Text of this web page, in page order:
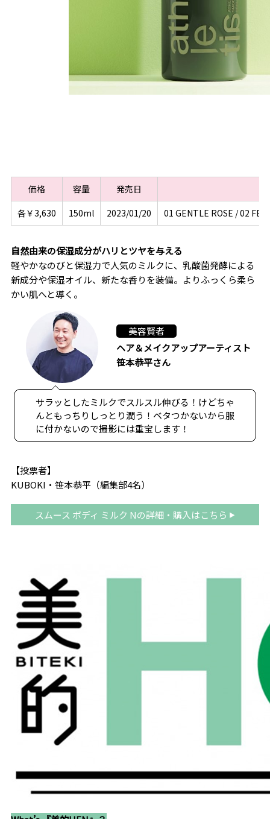
価格 容量
発売日
各￥3,630
150ml 2023/01/20 01 GENTLE ROSE / 02
自然由来の保湿成分がハリとツヤを与える
軽やかなのびと保湿力で人気のミルクに、乳酸菌発酵による
新成分や保湿オイル、新たな香りを装備。よりふっくら柔ら
かい肌へと導く。
美容賢者
ヘア＆メイクアップアーティスト
笹本恭平さん
サラッとしたミルクでスルスル伸びる！けどちゃ
んともっちりしっとり潤う！ベタつかないから服
に付かないので撮影には重宝します！
【投票者】
KUBOKI・笹本恭平（編集部4名）
スムース ボディ ミルク Nの詳細・購入はこちら